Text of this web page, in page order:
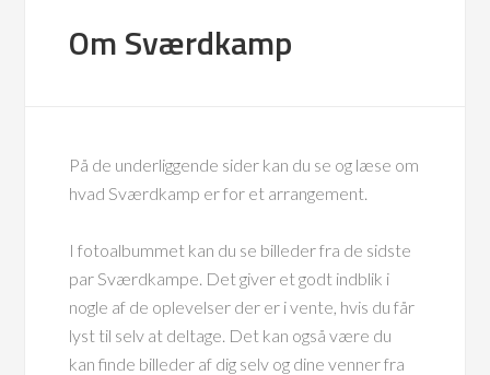
Om Sværdkamp
På de underliggende sider kan du se og læse om
hvad Sværdkamp er for et arrangement.
I fotoalbummet kan du se billeder fra de sidste
par Sværdkampe. Det giver et godt indblik i
nogle af de oplevelser der er i vente, hvis du får
lyst til selv at deltage. Det kan også være du
kan finde billeder af dig selv og dine venner fra